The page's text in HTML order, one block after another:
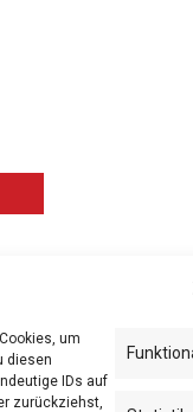
um
diesen
IDs auf
zurückziehst,